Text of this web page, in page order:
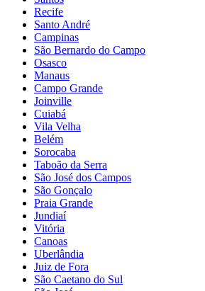
Recife
Santo André
Campinas
São Bernardo do Campo
Osasco
Manaus
Campo Grande
Joinville
Cuiabá
Vila Velha
Belém
Sorocaba
Taboão da Serra
São José dos Campos
São Gonçalo
Praia Grande
Jundiaí
Vitória
Canoas
Uberlândia
Juiz de Fora
São Caetano do Sul